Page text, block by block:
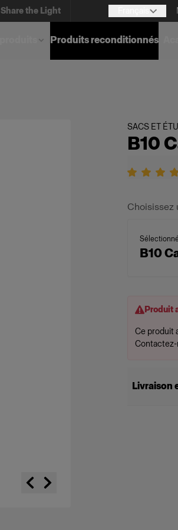
Share the Light
Produits reconditionnés
SACS ET
B10
Choisissez
Sélectionné
B10
Produit
Ce produit
Contactez-
Livraison